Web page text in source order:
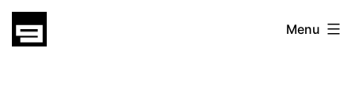
Skip
gatsu
Menu